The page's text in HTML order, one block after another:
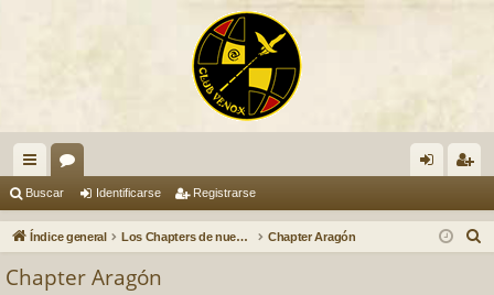
nl
ac
or
os nti ist
Buscar Identificarse Registrarse
Índice general Los Chapters de nuestro Club VENOX Chapter Aragón
Chapter Aragón